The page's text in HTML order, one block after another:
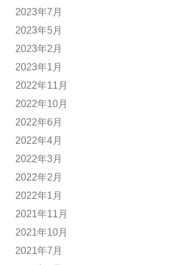
2023年7月
2023年5月
2023年2月
2023年1月
2022年11月
2022年10月
2022年6月
2022年4月
2022年3月
2022年2月
2022年1月
2021年11月
2021年10月
2021年7月